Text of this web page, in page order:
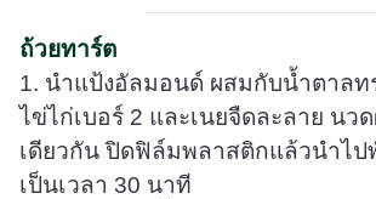
ถ้วยทาร์ต
1. นำแป้งอัลมอนด์ ผสมกับน้ำตาลท
ไข่ไก่เบอร์ 2 และเนยจืดละลาย นว
เดียวกัน ปิดฟิล์มพลาสติกแล้วนำไป
เป็นเวลา 30 นาที